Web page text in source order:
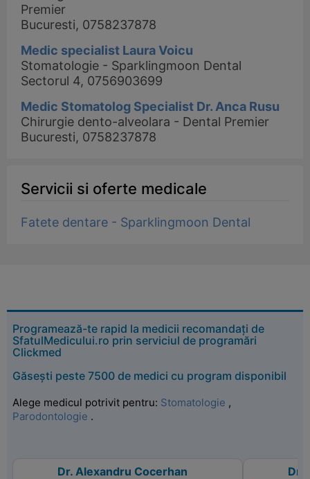
Premier
Bucuresti, 0758237878
Medic specialist Laura Voicu
Stomatologie - Sparklingmoon Dental
Sectorul 4, 0756903699
Medic Stomatolog Specialist Dr. Anca Rusu
Chirurgie dento-alveolara - Dental Premier
Bucuresti, 0758237878
Servicii si oferte medicale
Fatete dentare - Sparklingmoon Dental
Programează-te rapid la medicii recomandați de
SfatulMedicului.ro prin serviciul de programări
Clickmed
Găsești peste 7500 de medici cu program disponibil
Alege medicul potrivit pentru: Stomatologie ,
Parodontologie .
Dr. Alexandru Cocerhan Dr.